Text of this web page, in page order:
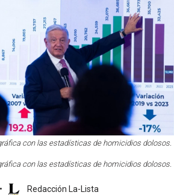
con las estadísticas de homicidios dolosos.
con las estadísticas de homicidios dolosos.
• Redacción La-Lista